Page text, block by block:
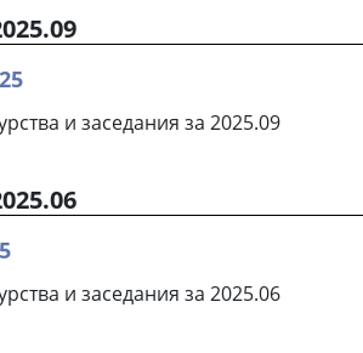
и заседания за 2025.09
и заседания за 2025.06